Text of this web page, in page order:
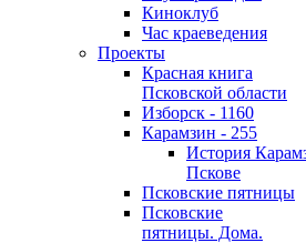
Киноклуб
Час краеведения
Проекты
Красная книга
Псковской области
Изборск - 1160
Карамзин - 255
История
Пскове
Псковские пятницы
Псковские
пятницы. Дома.